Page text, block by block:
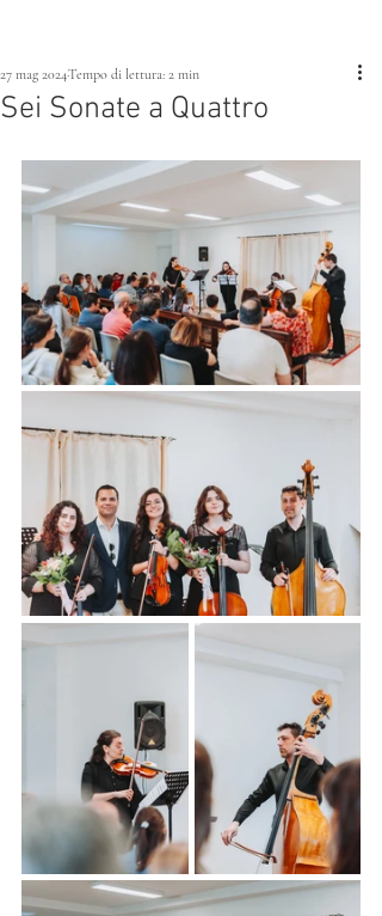
Sei Sonate a Quattro
27 mag 2024Tempo di lettura: 2 min